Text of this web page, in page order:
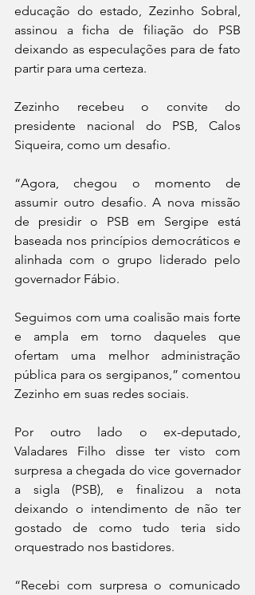
educação do estado, Zezinho Sobral,
assinou a ficha de filiação do PSB
deixando as especulações para de fato
partir para uma certeza.
Zezinho recebeu o convite do
presidente nacional do PSB, Calos
Siqueira, como um desafio.
“Agora, chegou o momento de
assumir outro desafio. A nova missão
de presidir o PSB em Sergipe está
baseada nos princípios democráticos e
alinhada com o grupo liderado pelo
governador Fábio.
Seguimos com uma coalisão mais forte
e ampla em torno daqueles que
ofertam uma melhor administração
pública para os sergipanos,” comentou
Zezinho em suas redes sociais.
Por outro lado o ex-deputado,
Valadares Filho disse ter visto com
surpresa a chegada do vice governador
a sigla (PSB), e finalizou a nota
deixando o intendimento de não ter
gostado de como tudo teria sido
orquestrado nos bastidores.
“Recebi com surpresa o comunicado